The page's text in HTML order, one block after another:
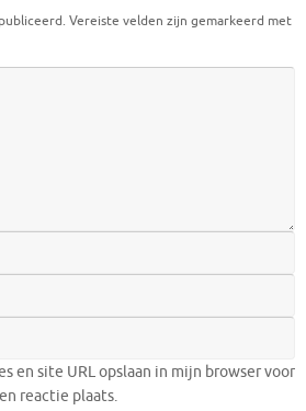
Vereiste velden zijn gemarkeerd met
en site URL opslaan in mijn browser voor
reactie plaats.